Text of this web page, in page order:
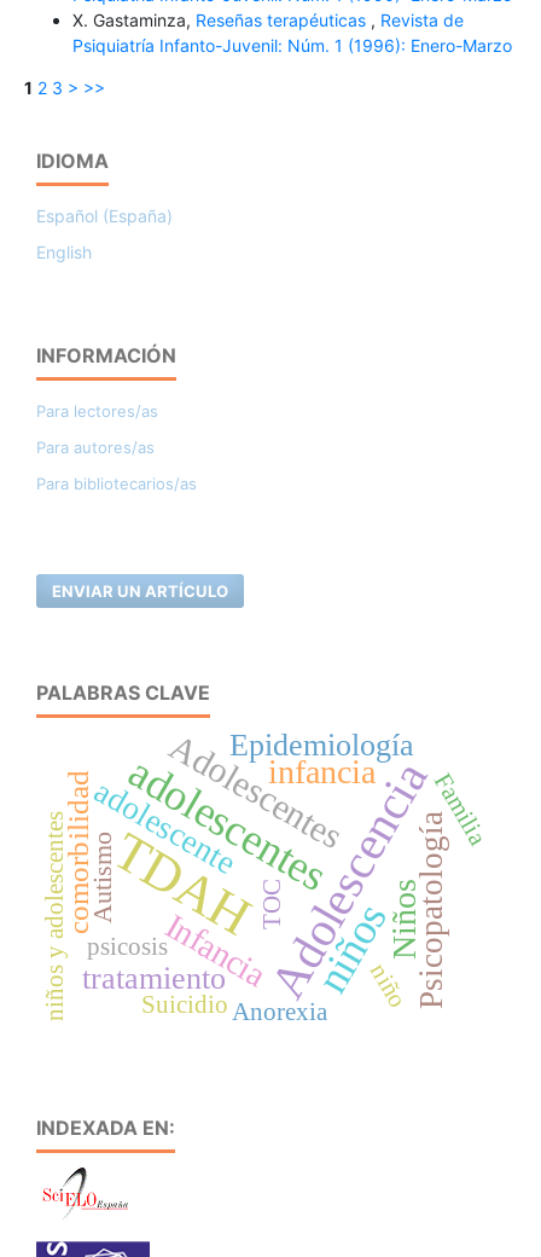
X. Gastaminza, Reseñas terapéuticas , Revista de
Psiquiatría Infanto-Juvenil: Núm. 1 (1996): Enero-Marzo
1 2 3 > >>
IDIOMA
Español (España)
English
INFORMACIÓN
Para lectores/as
Para autores/as
Para bibliotecarios/as
ENVIAR UN ARTÍCULO
PALABRAS CLAVE
TDAHAdolescencia
niños
adolescentes
Adolescentes
Infancia Niños
infancia
Psicopatología
adolescente
Epidemiología
tratamiento
comorbilidadAutismo TOC
Familia
psicosis
Anorexia niño
Suicidio
niños y adolescentes
INDEXADA EN: